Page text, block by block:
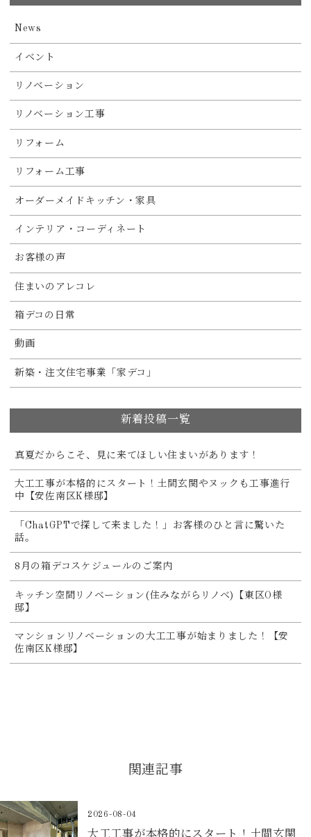
News
イベント
リノベーション
リノベーション工事
リフォーム
リフォーム工事
オーダーメイドキッチン・家具
インテリア・コーディネート
お客様の声
住まいのアレコレ
箱デコの日常
動画
新築・注文住宅事業「家デコ」
新着投稿一覧
真夏だからこそ、見に来てほしい住まいがあります！
大工工事が本格的にスタート！土間玄関やヌックも工事進行
中【安佐南区K様邸】
「ChatGPTで探して来ました！」お客様のひと言に驚いた
話。
8月の箱デコスケジュールのご案内
キッチン空間リノベーション(住みながらリノベ)【東区O様
邸】
マンションリノベーションの大工工事が始まりました！【安
佐南区K様邸】
関連記事
2026-08-04
大工工事が本格的にスタート！土間玄関